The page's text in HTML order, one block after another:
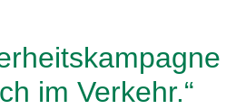
im Verkehr.“